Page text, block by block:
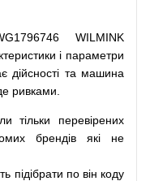
WILMINK
і параметри
дійсності та машина
ривками
тільки
перевірених
брендів які
не
підібрати по він коду